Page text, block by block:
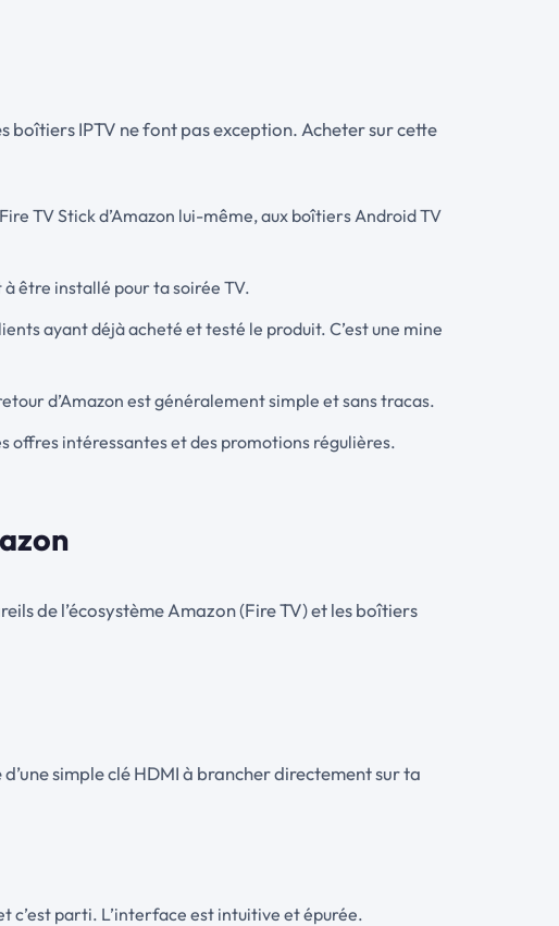
boîtiers IPTV ne font pas exception. Acheter sur cette
TV Stick d’Amazon lui-même, aux boîtiers Android TV
être installé pour ta soirée TV.
ayant déjà acheté et testé le produit. C’est une mine
d’Amazon est généralement simple et sans tracas.
offres intéressantes et des promotions régulières.
de l’écosystème Amazon (Fire TV) et les boîtiers
simple clé HDMI à brancher directement sur ta
c’est parti. L’interface est intuitive et épurée.